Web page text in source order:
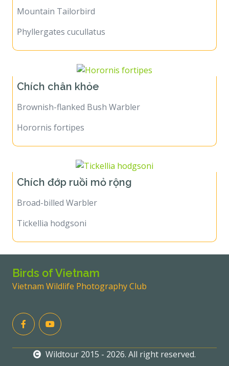
Mountain Tailorbird
Phyllergates cucullatus
Chích chân khỏe
Brownish-flanked Bush Warbler
Horornis fortipes
Chích đớp ruồi mỏ rộng
Broad-billed Warbler
Tickellia hodgsoni
Birds of Vietnam
Vietnam Wildlife Photography Club
Wildtour 2015 - 2026. All right reserved.